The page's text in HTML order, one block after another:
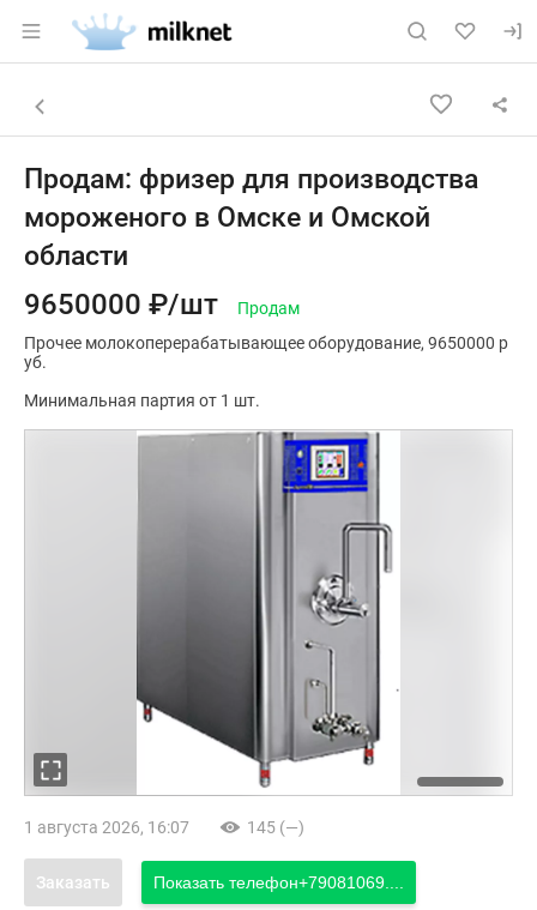
Раздел навигации по сайту milknet.ru
Объявление: Продам: фризер
Навигация и управление объявлением
Назад к списку объявлений
Продам: фризер для производства
мороженого в Омске и Омской
области
9650000 ₽/шт
Продам
Прочее молокоперерабатывающее оборудование 9650000 р
уб.
Минимальная партия от 1 шт.
1 августа 2026, 16:07 145 (—)
Заказать Показать телефон+79081069....